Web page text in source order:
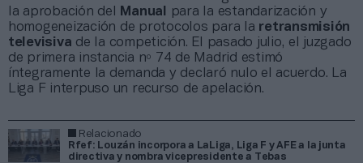
la aprobación del
Manual
para la estandarización y
homogeneización de protocolos para la retransmisión
televisiva de la competición. El pasado julio, el juzgado
de primera instancia nº 74 de Madrid estimó
íntegramente la demanda y declaró nulo el acuerdo. La
Liga F interpuso un recurso de apelación.
Relacionado
Rfef: Louzán incorpora a LaLiga, Liga F y AFE a la junta
directiva y nombra vicepresidente a Tebas